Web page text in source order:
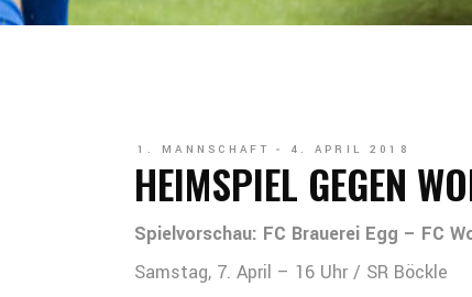
1. MANNSCHAFT 4. APRIL 2018
HEIMSPIEL GEGEN
Spielvorschau: FC Brauerei Egg – FC
Samstag, 7. April – 16 Uhr / SR Böckle